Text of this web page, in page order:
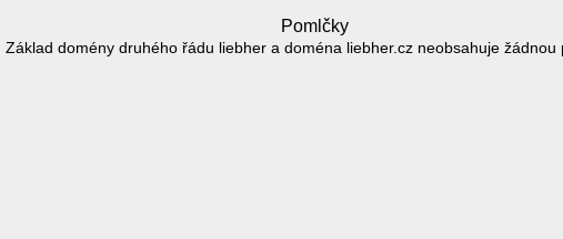
Pomlčky
Základ domény druhého řádu liebher a doména liebher.cz neobsahuje žádnou